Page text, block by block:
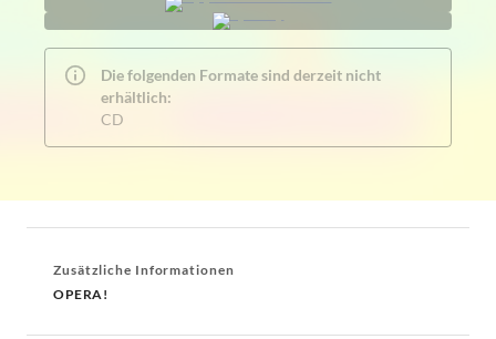
Die folgenden Formate sind derzeit nicht
erhältlich:
CD
Zusätzliche Informationen
OPERA!